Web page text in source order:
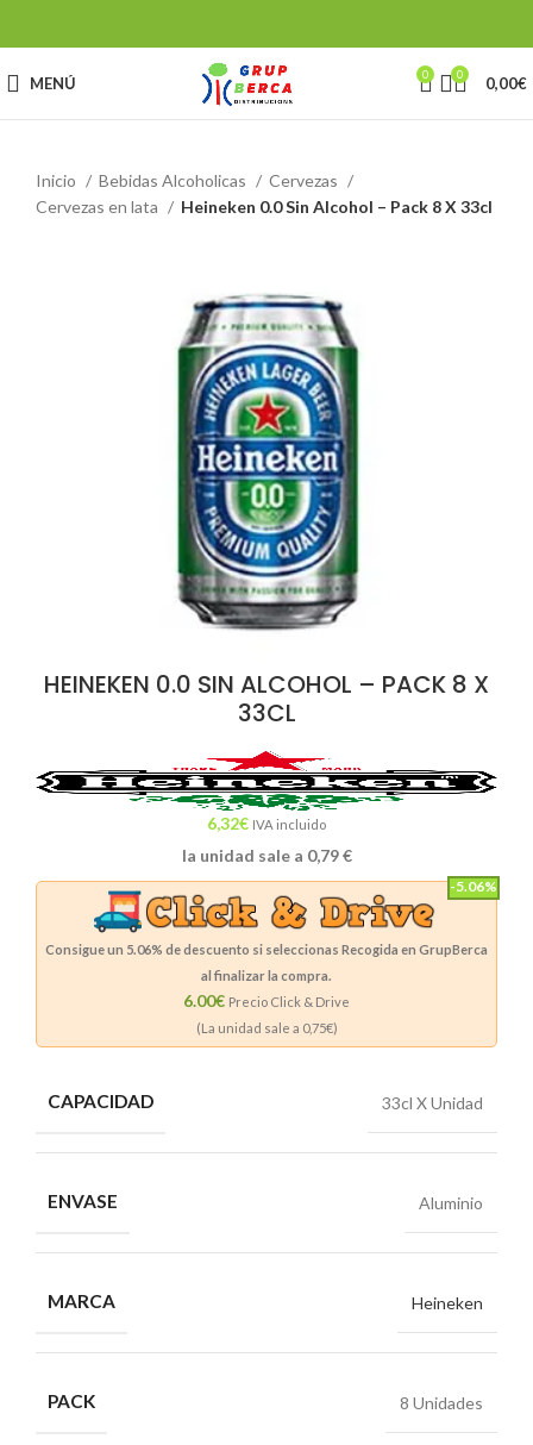
MENÚ 0 0 0,00€
Inicio Bebidas Alcoholicas
Cervezas
Cervezas en lata
Heineken 0.0 Sin Alcohol – Pack 8 X 33cl
HEINEKEN 0.0 SIN ALCOHOL – PACK 8 X
33CL
6,32€ IVA incluido
la unidad sale a 0,79€
-5.06%
Consigue un 5.06% de descuento si seleccionas Recogida en GrupBerca
al finalizar la compra.
6.00€ Precio Click & Drive
(La unidad sale a 0,75€)
CAPACIDAD 33cl X Unidad
ENVASE Aluminio
MARCA Heineken
PACK 8 Unidades